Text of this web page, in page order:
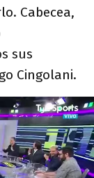
Cabecea,
sus
Cingolani.